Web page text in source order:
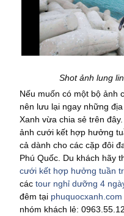
Shot ảnh lung
Nếu muốn có một bộ ảnh
nên lưu lại ngay những
Xanh vừa chia sẻ trên
ảnh cưới kết hợp hưởng
cả dành cho các cặp đôi
Phú Quốc. Du khách hãy
cưới kết hợp hưởng tuần
các tour nghỉ dưỡng 4
đêm tại phuquocxanh.com
nhóm khách lẻ: